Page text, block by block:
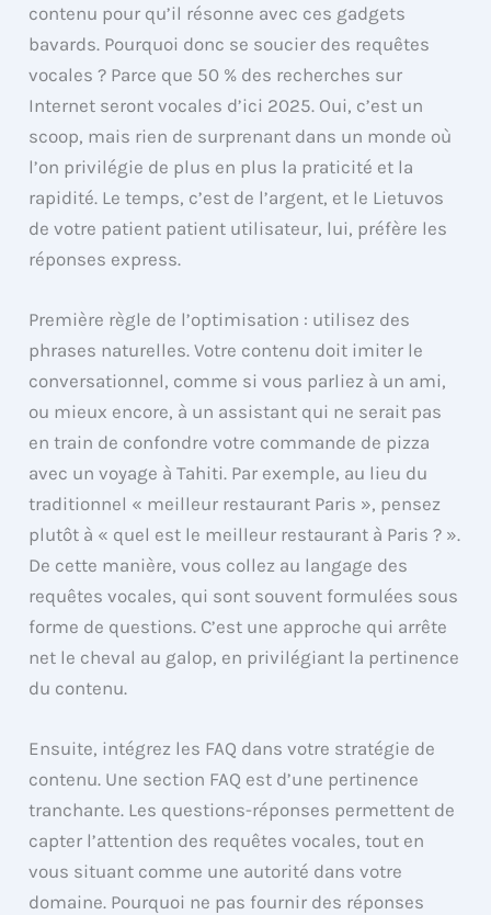
contenu pour qu’il résonne avec ces gadgets
bavards. Pourquoi donc se soucier des requêtes
vocales ? Parce que 50 % des recherches sur
Internet seront vocales d’ici 2025. Oui, c’est un
scoop, mais rien de surprenant dans un monde où
l’on privilégie de plus en plus la praticité et la
rapidité. Le temps, c’est de l’argent, et le Lietuvos
de votre patient patient utilisateur, lui, préfère les
réponses express.
Première règle de l’optimisation : utilisez des
phrases naturelles. Votre contenu doit imiter le
conversationnel, comme si vous parliez à un ami,
ou mieux encore, à un assistant qui ne serait pas
en train de confondre votre commande de pizza
avec un voyage à Tahiti. Par exemple, au lieu du
traditionnel « meilleur restaurant Paris », pensez
plutôt à « quel est le meilleur restaurant à Paris ? ».
De cette manière, vous collez au langage des
requêtes vocales, qui sont souvent formulées sous
forme de questions. C’est une approche qui arrête
net le cheval au galop, en privilégiant la pertinence
du contenu.
Ensuite, intégrez les FAQ dans votre stratégie de
contenu. Une section FAQ est d’une pertinence
tranchante. Les questions-réponses permettent de
capter l’attention des requêtes vocales, tout en
vous situant comme une autorité dans votre
domaine. Pourquoi ne pas fournir des réponses